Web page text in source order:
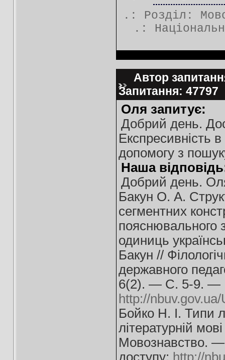
.: Розділ:
.:
Автор
Запитання: 47797
Оля запитує:
Добрий день.
Експресивність
допомогу з
Наша
Добрий день.
Бакун О. А.
сегментних
пояснювального
одиниць
Бакун //
державного
6(2). — С. 5-9. —
http://
Бойко Н. І. Типи
літературній
Мовознавство.
доступу: http://